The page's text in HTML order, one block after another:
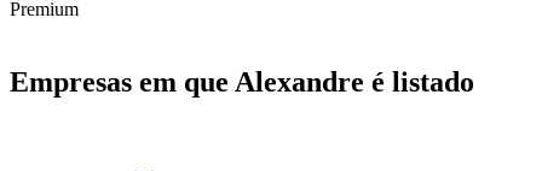
Premium
Empresas em que Alexandre é listado